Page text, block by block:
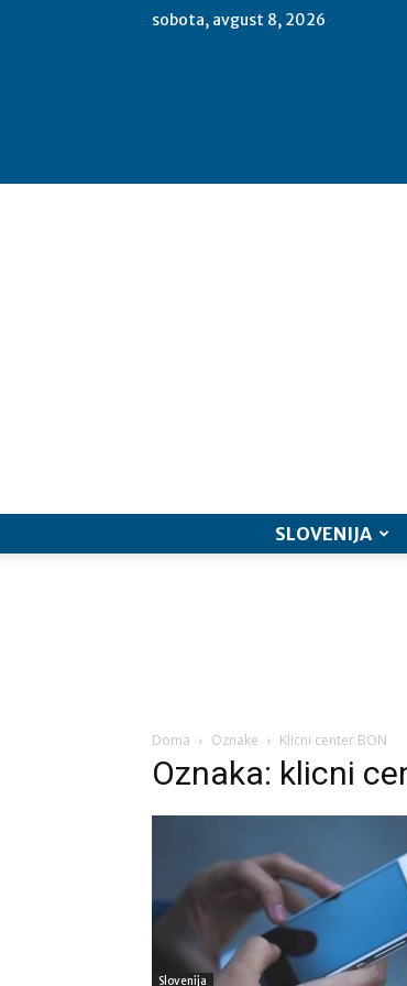
sobota, avgust 8, 2026
SLOVENIJA
Doma Oznake Klicni center BON
Oznaka: klicni
Slovenija